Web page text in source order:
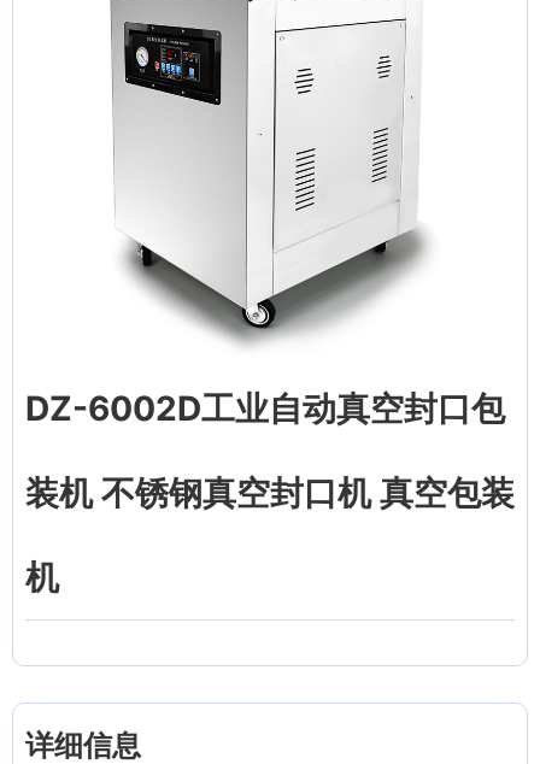
DZ-6002D工业自动真空封口包
装机 不锈钢真空封口机 真空包装
机
详细信息